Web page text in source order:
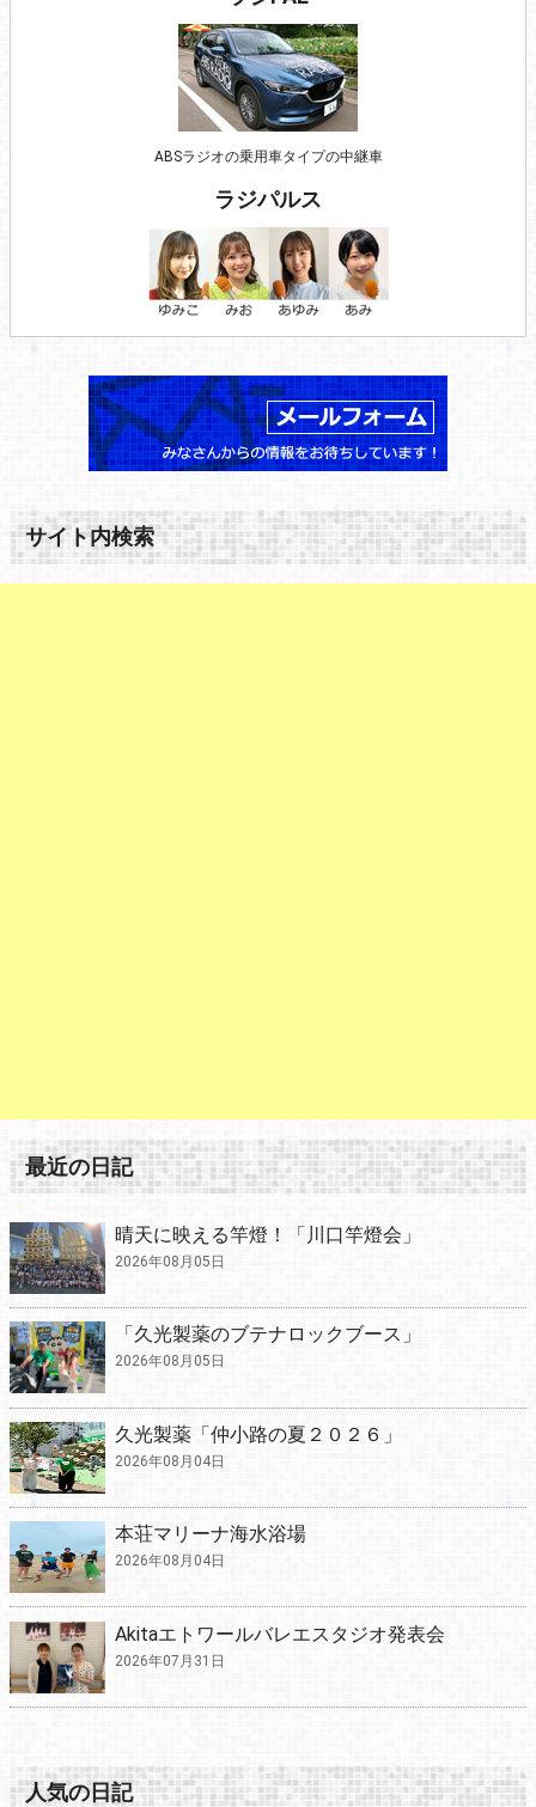
ABSラジオの乗用車タイプの中継車
ラジパルス
サイト内検索
最近の日記
晴天に映える竿燈！「川口竿燈会」
2026年08月05日
「久光製薬のブテナロックブース」
2026年08月05日
久光製薬「仲小路の夏２０２６」
2026年08月04日
本荘マリーナ海水浴場
2026年08月04日
Akitaエトワールバレエスタジオ発表会
2026年07月31日
人気の日記